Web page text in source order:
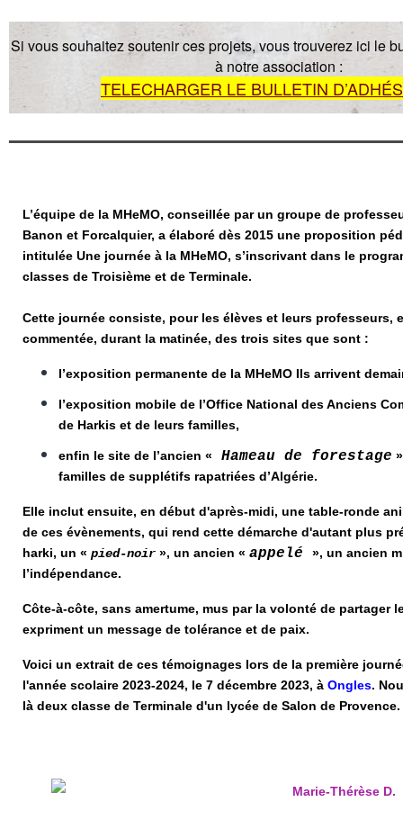
Si vous souhaitez soutenir ces projets, vous trouverez ici le
à notre association :
TELECHARGER LE BULLETIN
L’équipe de la MHeMO, conseillée par un groupe de
Banon et Forcalquier, a élaboré dès 2015 une proposition
intitulée Une journée à la MHeMO, s’inscrivant dans le
classes de Troisième et de Terminale.
Cette journée consiste, pour les élèves et leurs professeurs,
commentée, durant la matinée, des trois sites que sont :
l’exposition permanente de la MHeMO Ils arrivent
l’exposition mobile de l’Office National des Anciens
de Harkis et de leurs familles,
enfin le site de l’ancien « Hameau de forestage
familles de supplétifs rapatriées d’Algérie.
Elle inclut ensuite, en début d'après-midi, une table-ronde
de ces évènements, qui rend cette démarche d'autant plus
harki, un « pied-noir », un ancien « appelé », un ancien
l’indépendance.
Côte-à-côte, sans amertume, mus par la volonté de partager
expriment un message de tolérance et de paix.
Voici un extrait de ces témoignages lors de la première
l'année scolaire 2023-2024, le 7 décembre 2023, à Ongles.
là deux classe de Terminale d'un lycée de Salon de Provence.
Marie-Thérèse D.